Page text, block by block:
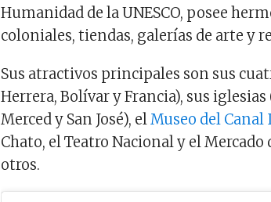
Humanidad de la UNESCO, posee
coloniales, tiendas, galerías de arte y
Sus atractivos principales son sus
Herrera, Bolívar y Francia), sus iglesias
Merced y San José), elMuseo del
Chato, el Teatro Nacional y el
otros.